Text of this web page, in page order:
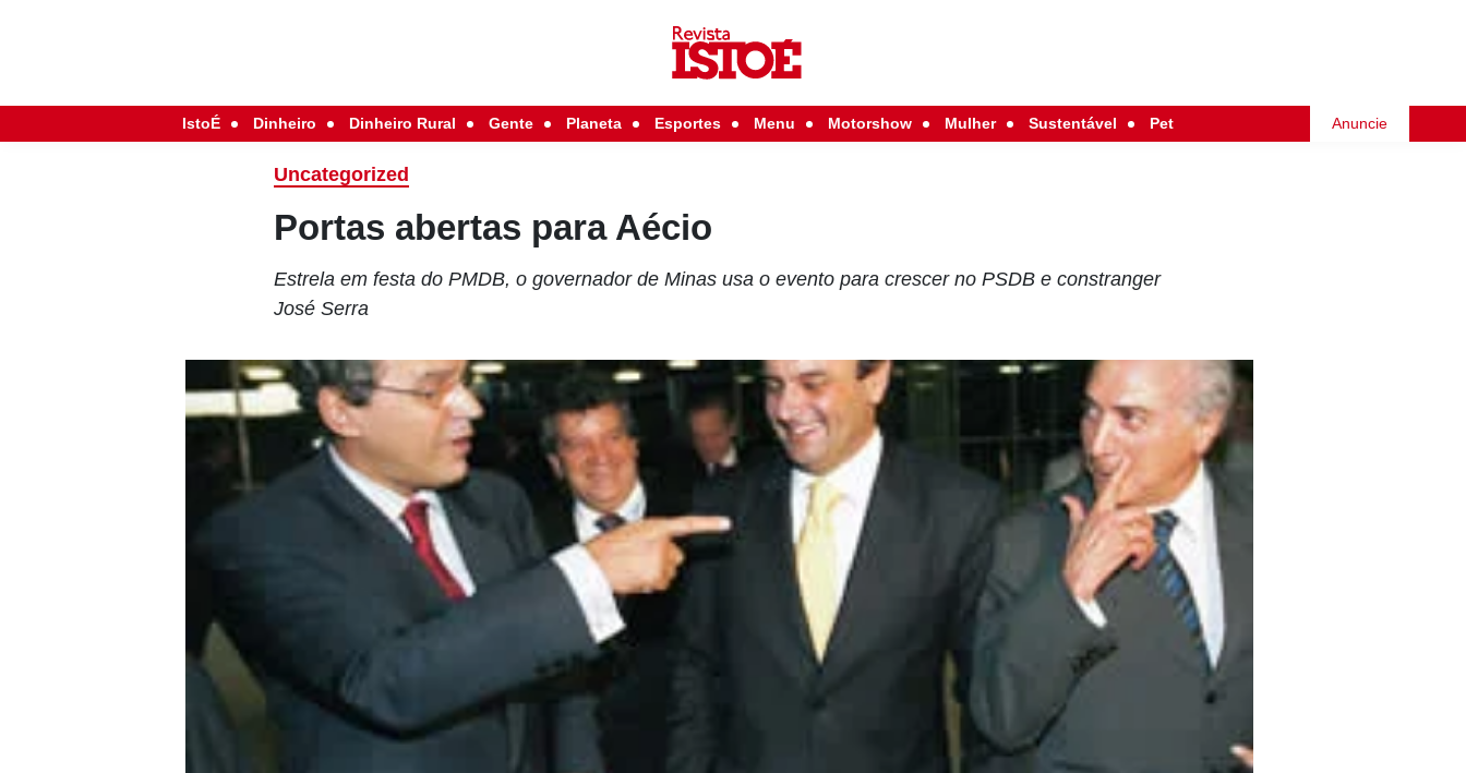
IstoÉ Dinheiro Dinheiro Rural Gente Planeta Esportes Menu Motorshow Mulher Sustentável Pet Anuncie
Uncategorized
Portas abertas para Aécio
Estrela em festa do PMDB, o governador de Minas usa o evento para crescer no PSDB e constranger
José Serra